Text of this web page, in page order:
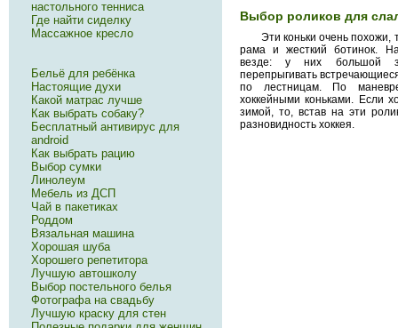
Выбор роликов для
Эти коньки очень похожи,
рама и жесткий ботинок.
везде: у них большой
перепрыгивать
по лестницам. По
хоккейными коньками. Если
зимой, то, встав на эти
разновидность хоккея.
настольного тенниса
Где найти сиделку
Массажное кресло
Бельё для ребёнка
Настоящие духи
Какой матрас лучше
Как выбрать собаку?
Бесплатный антивирус для
android
Как выбрать рацию
Выбор сумки
Линолеум
Мебель из ДСП
Чай в пакетиках
Роддом
Вязальная машина
Хорошая шуба
Хорошего репетитора
Лучшую автошколу
Выбор постельного белья
Фотографа на свадьбу
Лучшую краску для стен